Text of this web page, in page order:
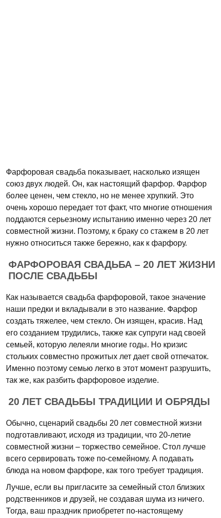
Фарфоровая свадьба показывает, насколько изящен
союз двух людей. Он, как настоящий фарфор. Фарфор
более ценен, чем стекло, но не менее хрупкий. Это
очень хорошо передает тот факт, что многие отношения
поддаются серьезному испытанию именно через 20 лет
совместной жизни. Поэтому, к браку со стажем в 20 лет
нужно относиться также бережно, как к фарфору.
ФАРФОРОВАЯ СВАДЬБА – 20 ЛЕТ ЖИЗНИ
ПОСЛЕ СВАДЬБЫ
Как называется свадьба фарфоровой, такое значение
наши предки и вкладывали в это название. Фарфор
создать тяжелее, чем стекло. Он изящен, красив. Над
его созданием трудились, также как супруги над своей
семьей, которую лелеяли многие годы. Но кризис
стольких совместно прожитых лет дает свой отпечаток.
Именно поэтому семью легко в этот момент разрушить,
так же, как разбить фарфоровое изделие.
20 ЛЕТ СВАДЬБЫ ТРАДИЦИИ И ОБРЯДЫ
Обычно, сценарий свадьбы 20 лет совместной жизни
подготавливают, исходя из традиции, что 20-летие
совместной жизни – торжество семейное. Стол лучше
всего сервировать тоже по-семейному. А подавать
блюда на новом фарфоре, как того требует традиция.
Лучше, если вы пригласите за семейный стол близких
родственников и друзей, не создавая шума из ничего.
Тогда, ваш праздник приобретет по-настоящему